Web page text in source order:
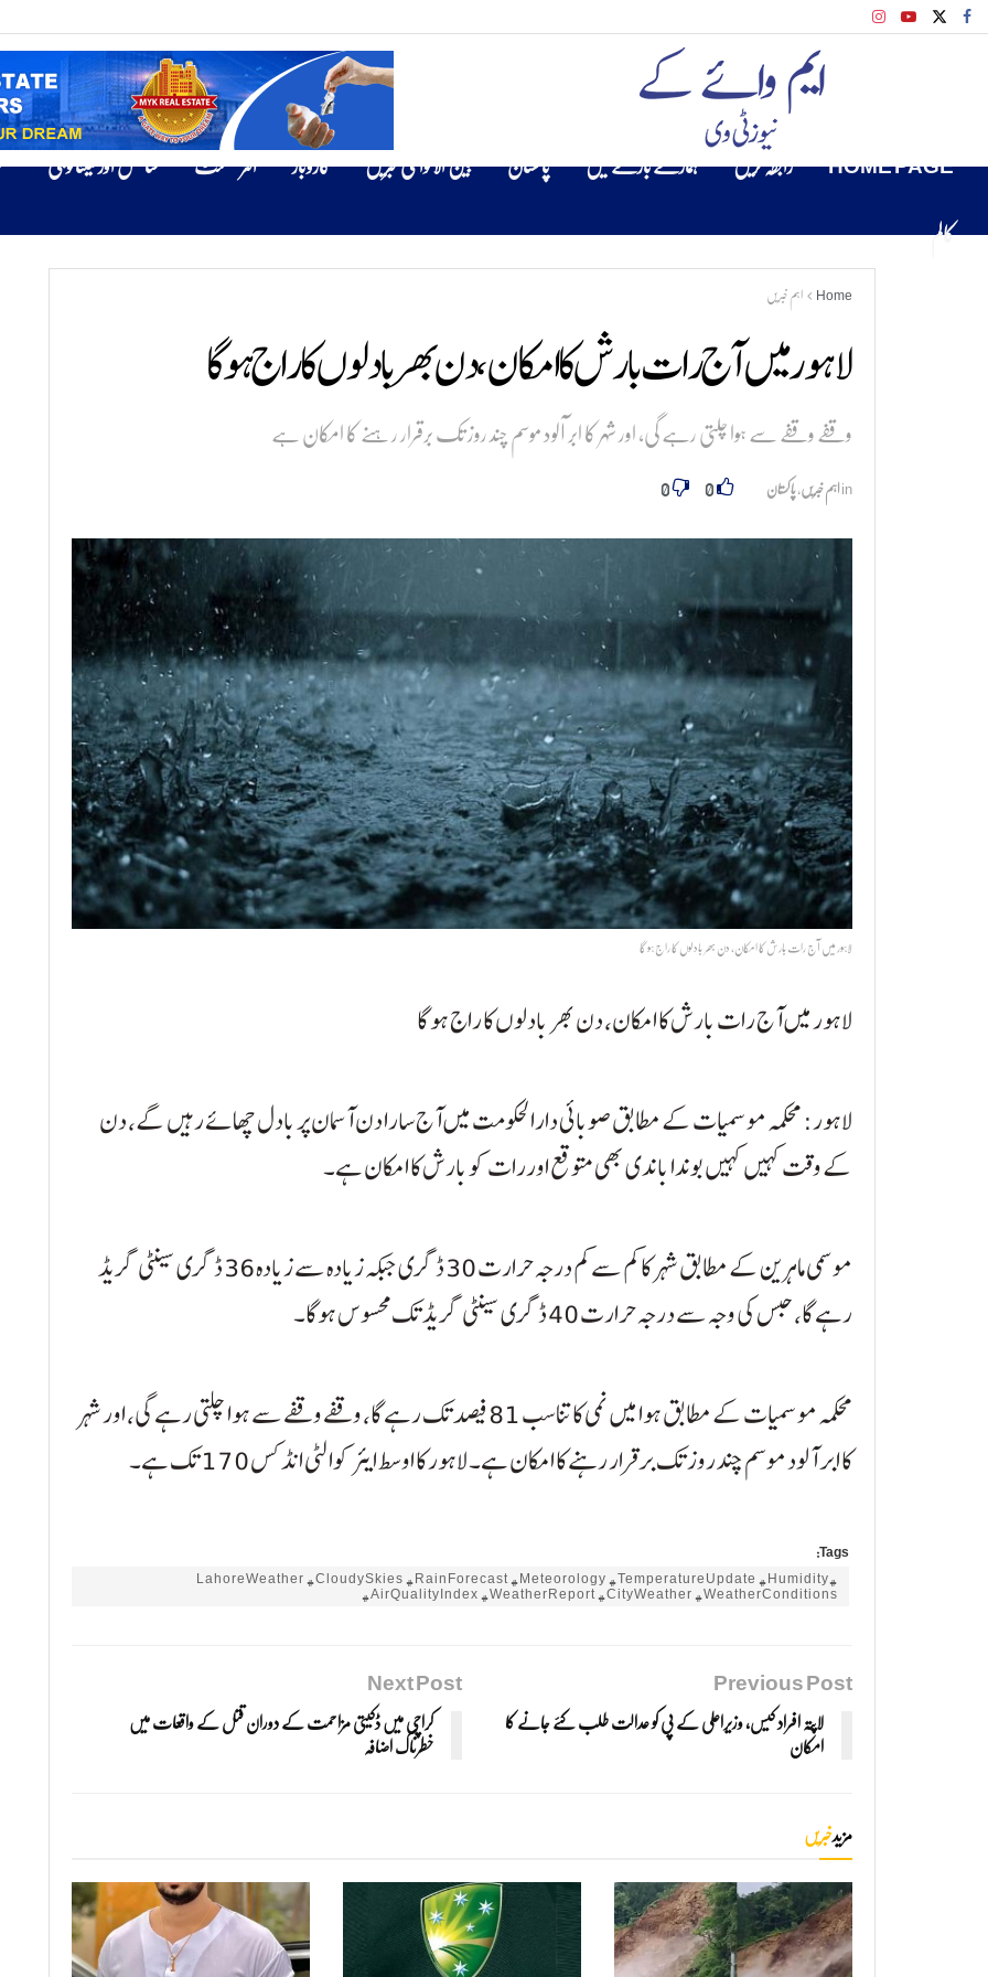
HOME PAGE رابطہ کریں ہمارے بارے میں پاکستان بین الاقوامی خبریں کاروبار انٹرٹینمنٹ سائنس اور ٹیکنالوجی
کالم
Home اہم خبریں
لاہور میں آج رات بارش کا امکان، دن بھر بادلوں کا راج ہو گا
وقفے وقفے سے ہوا چلتی رہے گی، اور شہر کا ابر آلود موسم چند روز تک برقرار رہنے کا امکان ہے
in اہم خبریں,پاکستان 0
0
لاہور میں آج رات بارش کا امکان، دن بھر بادلوں کا راج ہو گا
لاہور میں آج رات بارش کا امکان، دن بھر بادلوں کا راج ہو گا
لاہور: محکمہ موسمیات کے مطابق صوبائی دارالحکومت میں آج سارا دن آسمان پر بادل چھائے رہیں گے، دن
کے وقت کہیں کہیں بوندا باندی بھی متوقع اوررات کو بارش کا امکان ہے۔
موسمی ماہرین کے مطابق شہر کا کم سے کم درجہ حرارت 30 ڈگری جبکہ زیادہ سے زیادہ 36 ڈگری سینٹی گریڈ
رہے گا، حبس کی وجہ سے درجہ حرارت 40 ڈگری سینٹی گریڈ تک محسوس ہوگا۔
محکمہ موسمیات کے مطابق ہوا میں نمی کا تناسب 81 فیصد تک رہے گا، وقفے وقفے سے ہوا چلتی رہے گی، اور شہر
کا ابر آلود موسم چند روز تک برقرار رہنے کا امکان ہے۔ لاہور کا اوسط ایئر کوالٹی انڈکس 170 تک ہے۔
Tags:
#LahoreWeather #CloudySkies #RainForecast #Meteorology #TemperatureUpdate #Humidity
#AirQualityIndex #WeatherReport #CityWeather #WeatherConditions
Previous Post
لاپتہ افراد کیس، وزیراعلی کے پی کو عدالت طلب کئے جانے کا
امکان
Next Post
کراچی میں ڈکیتی مزاحمت کے دوران قتل کے واقعات میں
خطرناک اضافہ
مزیدخبریں